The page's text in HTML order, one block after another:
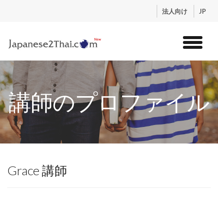
法人向け JP
トップ
サービス
コンテンツ
講師紹介
料金
ログイン
講師のプロファイル
Grace 講師